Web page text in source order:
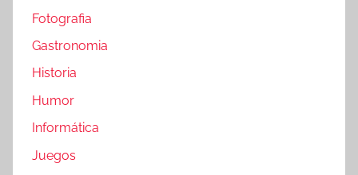
Fotografia
Gastronomia
Historia
Humor
Informática
Juegos